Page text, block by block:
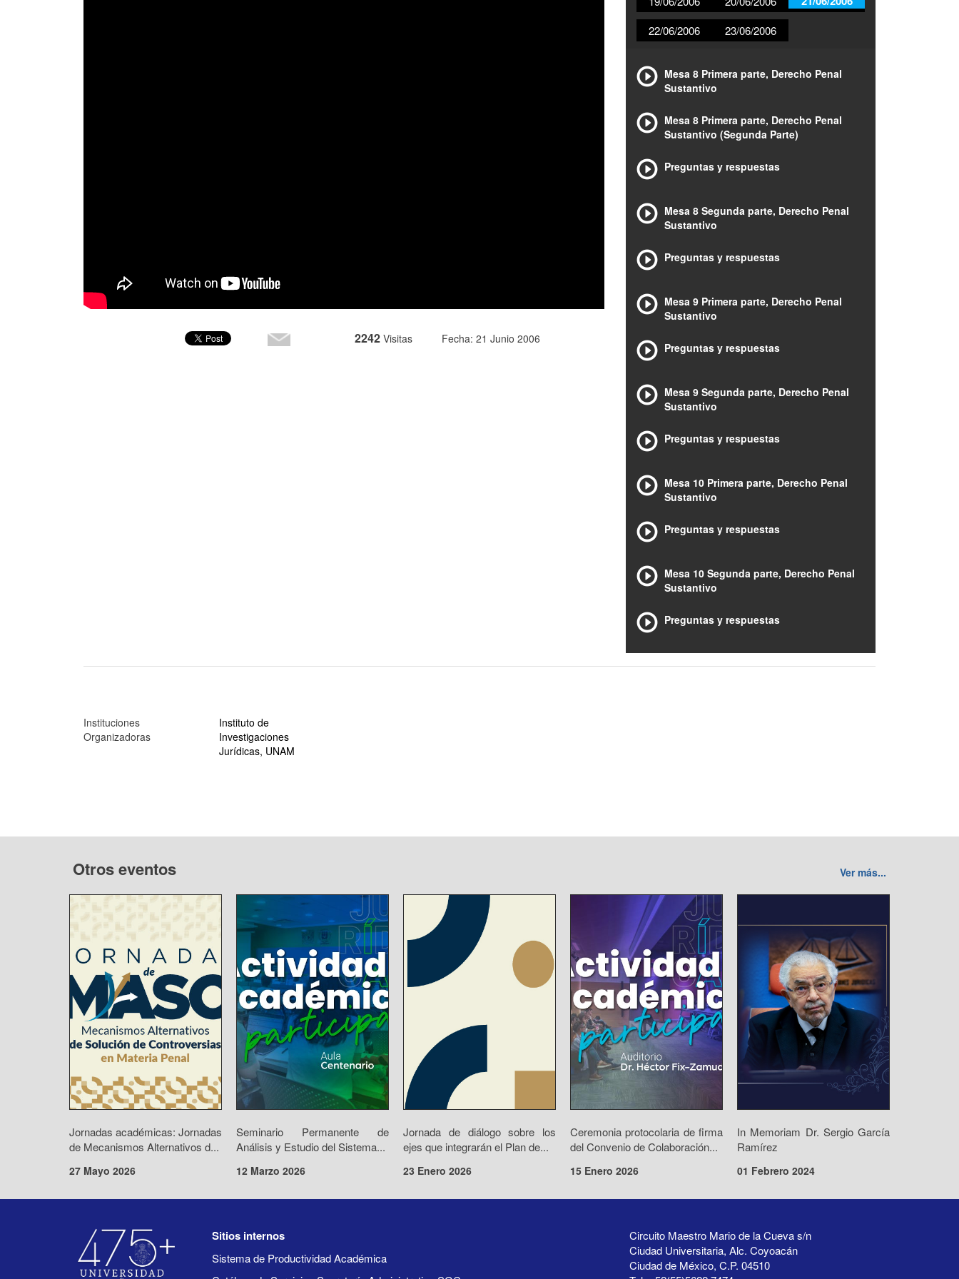
2242 Visitas Fecha: 21 Junio 2006
22/06/2006 23/06/2006
Mesa 8 Primera parte, Derecho Penal
Sustantivo
Mesa 8 Primera parte, Derecho Penal
Sustantivo (Segunda Parte)
Preguntas y respuestas
Mesa 8 Segunda parte, Derecho Penal
Sustantivo
Preguntas y respuestas
Mesa 9 Primera parte, Derecho Penal
Sustantivo
Preguntas y respuestas
Mesa 9 Segunda parte, Derecho Penal
Sustantivo
Preguntas y respuestas
Mesa 10 Primera parte, Derecho Penal
Sustantivo
Preguntas y respuestas
Mesa 10 Segunda parte, Derecho Penal
Sustantivo
Preguntas y respuestas
Instituciones
Organizadoras
Instituto de
Investigaciones
Jurídicas, UNAM
Otros eventos Ver más...
Jornadas académicas: Jornadas
de Mecanismos Alternativos d...
27 Mayo 2026
Seminario Permanente de
Análisis y Estudio del Sistema...
12 Marzo 2026
Jornada de diálogo sobre los
ejes que integrarán el Plan de...
23 Enero 2026
Ceremonia protocolaria de firma
del Convenio de Colaboración...
15 Enero 2026
In Memoriam Dr. Sergio García
Ramírez
01 Febrero 2024
Circuito Maestro Mario de la Cueva s/n
Ciudad Universitaria, Alc. Coyoacán
Ciudad de México, C.P. 04510
Sitios internos
Sistema de Productividad Académica